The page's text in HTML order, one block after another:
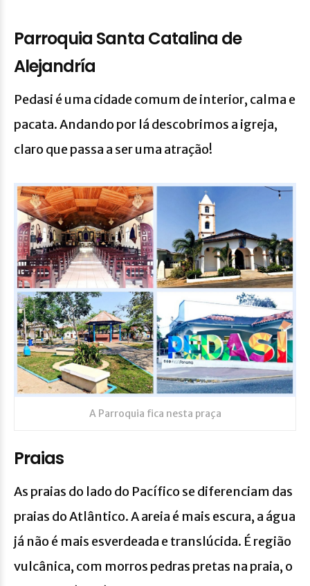
Parroquia Santa Catalina de
Alejandría
Pedasi é uma cidade comum de interior, calma e
pacata. Andando por lá descobrimos a igreja,
claro que passa a ser uma atração!
A Parroquia fica nesta praça
Praias
As praias do lado do Pacífico se diferenciam das
praias do Atlântico. A areia é mais escura, a água
já não é mais esverdeada e translúcida. É região
vulcânica, com morros pedras pretas na praia, o